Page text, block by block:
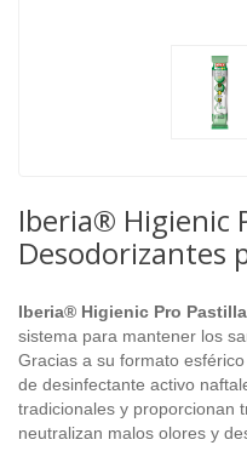
Iberia® Higienic
Desodorizantes
Iberia® Higienic Pro
sistema para mantener los
Gracias a su formato
de desinfectante activo
tradicionales y proporcionan
neutralizan malos olores y